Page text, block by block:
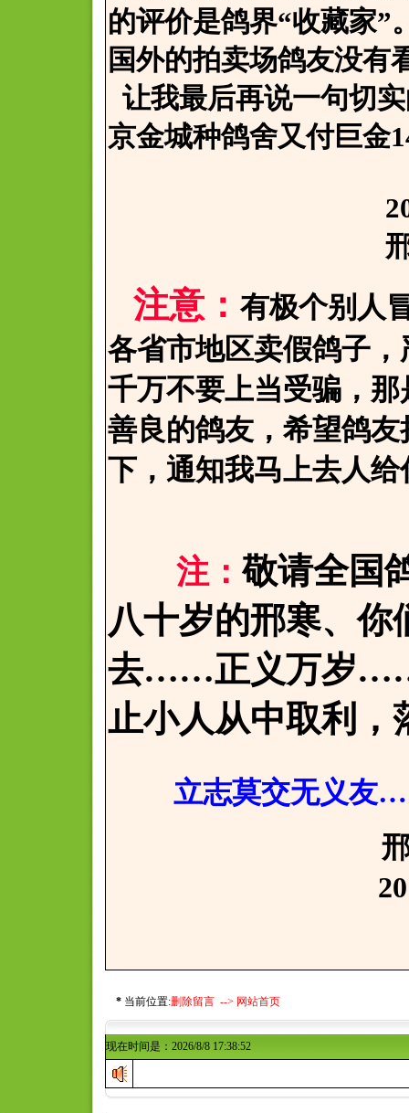
的评价是鸽界“收藏家”
国外的拍卖场鸽友没有
让我最后再说一句切
京金城种鸽舍又付巨金
邢寒于
注意： 有极个别人
各省市地区卖假鸽子
千万不要上当受骗，
善良的鸽友，希望鸽友
下，通知我马上去人给
注： 敬请全国
八十岁的邢寒、你
去……正义万岁……
止小人从中取利，
立志莫交无义友
邢寒
2017年7
* 当前位置:删除留言 --> 网站首页
现在时间是：2026/8/8 17:38:52